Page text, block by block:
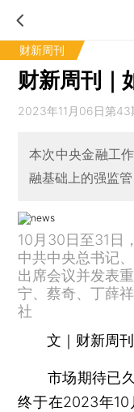
财新周刊
财新周刊｜
2023年11月06日第43
本次中央金融工
融基础上的强监
10月30日至31日
中共中央总书记
出席会议并发表
宁、蔡奇、丁薛
社
文｜财新周刊
市场期待已久
终于在2023年